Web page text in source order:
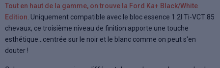
Tout en haut de la gamme, on trouve la Ford Ka+ Black/White
Edition . Uniquement compatible avec le bloc essence 1.2l Ti-VCT 85
chevaux, ce troisième niveau de finition apporte une touche
esthétique...centrée sur le noir et le blanc comme on peut s'en
douter !